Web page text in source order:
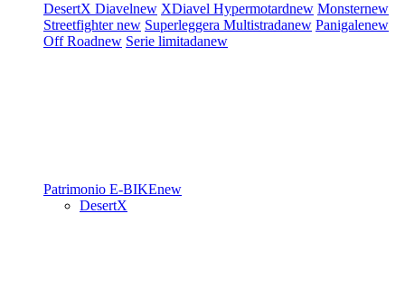
DesertX Diavelnew XDiavel Hypermotardnew Monsternew
Streetfighternew Superleggera Multistradanew Panigalenew
Off Roadnew Serie limitadanew
Patrimonio E-BIKEnew
DesertX